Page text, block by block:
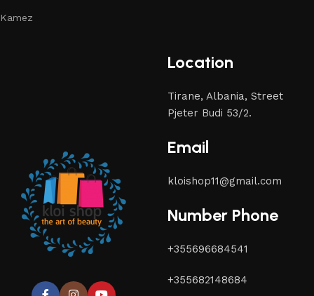
Kamez
Location
Tirane, Albania, Street
Pjeter Budi 53/2.
Email
kloishop11@gmail.com
Number Phone
+355696684541
+355682148684